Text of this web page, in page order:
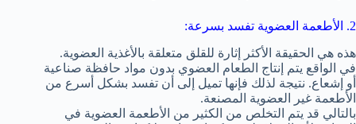
2. الأطعمة العضوية تفسد بسرعة:
هذه هي الحقيقة الأكثر إثارة للقلق متعلقة بالأغذية العضوية.
في الواقع يتم إنتاج الطعام العضوي بدون مواد حافظة صناعية
أو إشعاع. نتيجة لذلك فإنها تميل إلى أن تفسد بشكل أسرع من
الأطعمة غير العضوية المصنعة.
بالتالي قد يتم التخلص من الكثير من الأطعمة العضوية في